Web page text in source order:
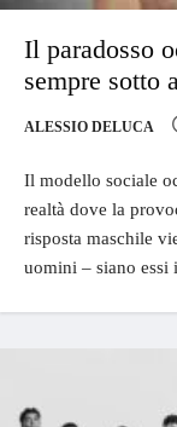
Il paradosso
sempre sotto
ALESSIO DELUCA
Il modello sociale
realtà dove la
risposta maschile
uomini – siano